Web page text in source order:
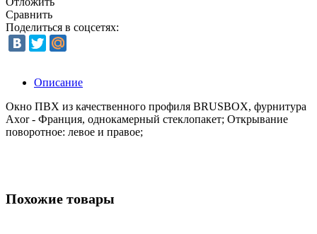
Сравнить
Поделиться в соцсетях:
Описание
Окно ПВХ из качественного профиля BRUSBOX, фурнитура
Axor - Франция, однокамерный стеклопакет; Открывание
поворотное: левое и правое;
Похожие товары